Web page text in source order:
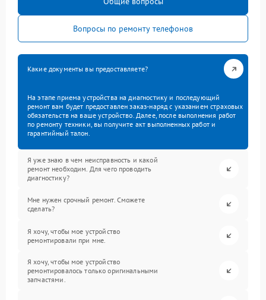
Вопросы по ремонту телефонов
Какие документы вы предоставляете?
На этапе приема устройства на диагностику и последующий
ремонт вам будет предоставлен заказ-наряд с указанием страховых
обязательств на ваше устройство. Далее, после выполнения работ
по ремонту техники, вы получите акт выполненных работ и
гарантийный талон.
Я уже знаю в чем неисправность и какой
ремонт необходим. Для чего проводить
диагностику?
Мне нужен срочный ремонт. Сможете
сделать?
Я хочу, чтобы мое устройство
ремонтировали при мне.
Я хочу, чтобы мое устройство
ремонтировалось только оригинальными
запчастями.